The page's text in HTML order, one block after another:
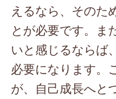
えるなら、そのた
とが必要です。ま
いと感じるならば
必要になります。
が、自己成長へと